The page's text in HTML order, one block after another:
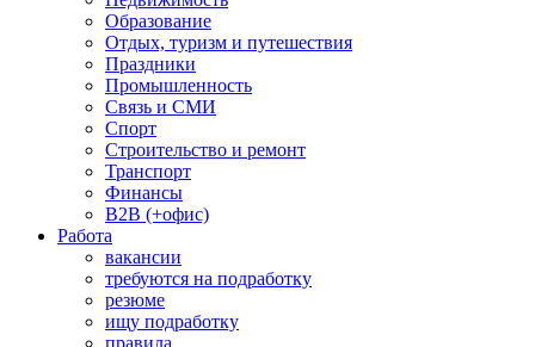
Образование
Отдых, туризм и путешествия
Праздники
Промышленность
Связь и СМИ
Спорт
Строительство и ремонт
Транспорт
Финансы
B2B (+офис)
Работа
вакансии
требуются на подработку
резюме
ищу подработку
правила